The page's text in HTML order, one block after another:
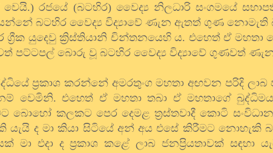
රජයේ (බටහිර) වෛද්‍ය නිලධාරි සංගමයේ
බටහිර වෛද්‍ය විද්‍යාවේ ණැන ඇතත් ගුණ නොමැති
යුදෙවු ක්‍රිස්තියානි චින්තනයෙහි ය. එහෙත් ඒ
බොරු වූ බටහිර වෛද්‍ය විද්‍යාවේ ගුණවත්
ප්‍රකාශ කරන්නේ අමරතුංග මහතා අඟවන පරිදි ලාබ
එහෙත් ඒ මහතා තබා ඒ මහතාගේ බුද්ධිමය
බොහෝ කලකට පෙර දෙමළ ත්‍රස්තවාදී කොටි
යැයි ද මා කියා සිටියේ අන් අය එසේ කිරීමට නොහැකි
එදා ද ප්‍රකාශ කළේ ලාබ ජනප්‍රියතාවක් සඳහා